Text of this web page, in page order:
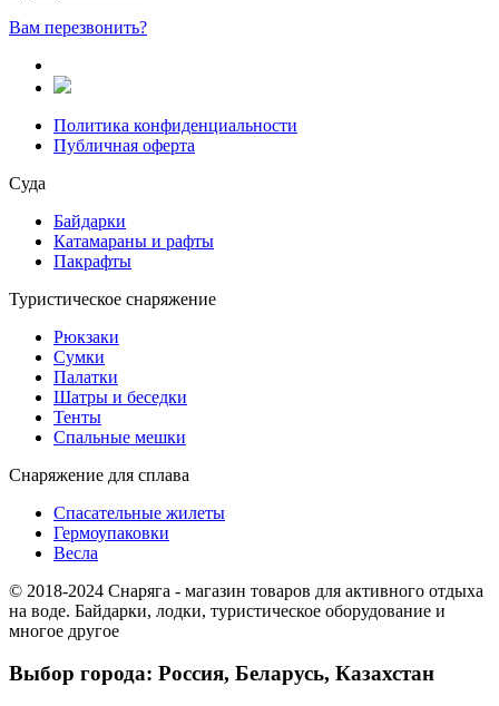
Вам перезвонить?
Политика конфиденциальности
Публичная оферта
Суда
Байдарки
Катамараны и рафты
Пакрафты
Туристическое снаряжение
Рюкзаки
Сумки
Палатки
Шатры и беседки
Тенты
Спальные мешки
Снаряжение для сплава
Спасательные жилеты
Гермоупаковки
Весла
© 2018-2024 Снаряга - магазин товаров для активного отдыха
на воде. Байдарки, лодки, туристическое оборудование и
многое другое
Выбор города: Россия, Беларусь, Казахстан